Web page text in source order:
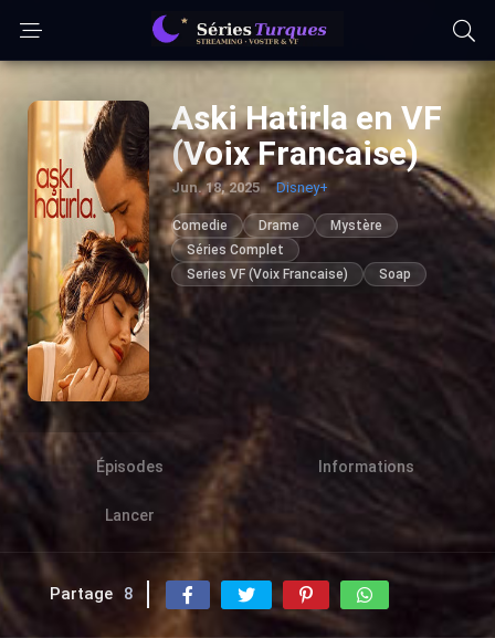
Aski Hatirla en VF
(Voix Francaise)
Jun. 18, 2025 Disney+
Comedie Drame
Mystère
Séries Complet
Series VF (Voix Francaise)
Soap
Épisodes Informations
Lancer
Partage 8